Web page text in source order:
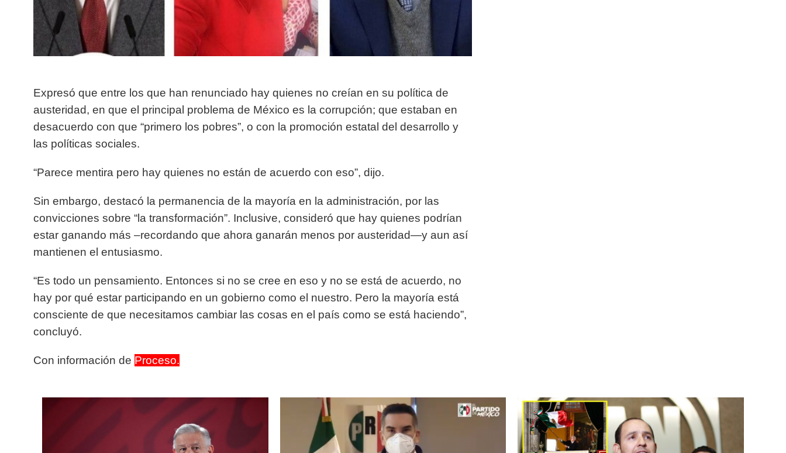
Expresó que entre los que han renunciado hay quienes no creían en su política de
austeridad, en que el principal problema de México es la corrupción; que estaban en
desacuerdo con que “primero los pobres”, o con la promoción estatal del desarrollo y
las políticas sociales.
“Parece mentira pero hay quienes no están de acuerdo con eso”, dijo.
Sin embargo, destacó la permanencia de la mayoría en la administración, por las
convicciones sobre “la transformación”. Inclusive, consideró que hay quienes podrían
estar ganando más –recordando que ahora ganarán menos por austeridad—y aun así
mantienen el entusiasmo.
“Es todo un pensamiento. Entonces si no se cree en eso y no se está de acuerdo, no
hay por qué estar participando en un gobierno como el nuestro. Pero la mayoría está
consciente de que necesitamos cambiar las cosas en el país como se está haciendo”,
concluyó.
Con información de Proceso.